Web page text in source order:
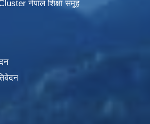
नेपाल शिक्षा समूह